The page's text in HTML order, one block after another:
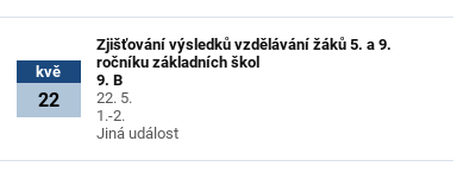
kvě
22
Zjišťování výsledků vzdělávání žáků 5. a 9.
ročníku základních škol
9. B
22. 5.
1.-2.
Jiná událost